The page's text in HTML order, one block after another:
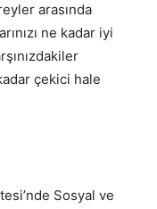
arasında
ne kadar iyi
çekici hale
Sosyal ve